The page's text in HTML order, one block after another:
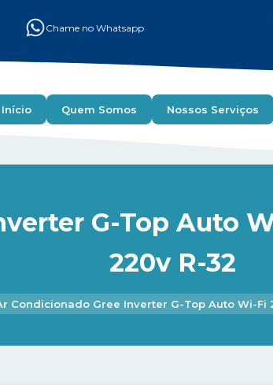
Chame no Whatsapp
Início Quem Somos Nossos Serviços
G-Top Auto
220v R-32
Condicionado Gree Inverter G-Top Auto Wi-Fi